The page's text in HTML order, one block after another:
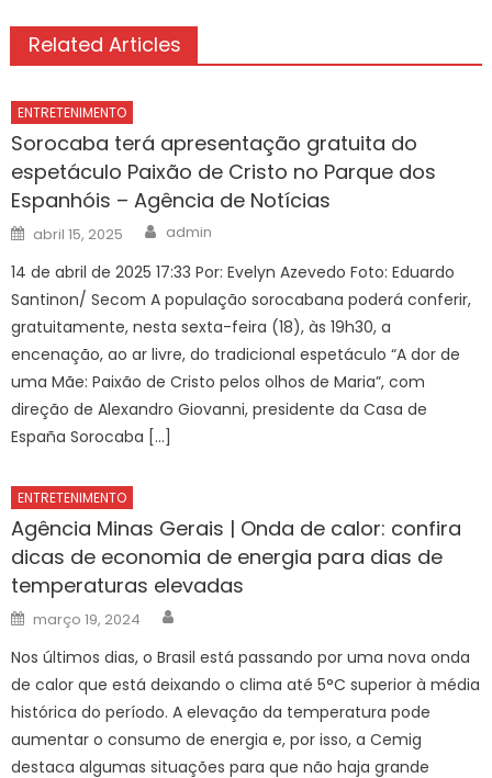
Related Articles
ENTRETENIMENTO
Sorocaba terá apresentação gratuita do
espetáculo Paixão de Cristo no Parque dos
Espanhóis – Agência de Notícias
Posted
on
abril 15, 2025 Author
admin
14 de abril de 2025 17:33 Por: Evelyn Azevedo Foto: Eduardo
Santinon/ Secom A população sorocabana poderá conferir,
gratuitamente, nesta sexta-feira (18), às 19h30, a
encenação, ao ar livre, do tradicional espetáculo “A dor de
uma Mãe: Paixão de Cristo pelos olhos de Maria”, com
direção de Alexandro Giovanni, presidente da Casa de
España Sorocaba […]
ENTRETENIMENTO
Agência Minas Gerais | Onda de calor: confira
dicas de economia de energia para dias de
temperaturas elevadas
Posted
on
março 19, 2024
Nos últimos dias, o Brasil está passando por uma nova onda
de calor que está deixando o clima até 5°C superior à média
histórica do período. A elevação da temperatura pode
aumentar o consumo de energia e, por isso, a Cemig
destaca algumas situações para que não haja grande